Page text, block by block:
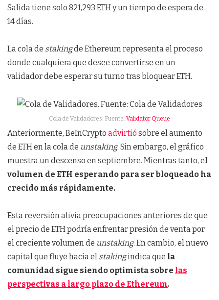
Salida tiene solo 821,293 ETH y un tiempo de espera de
14 días.
La cola de stakingde Ethereum representa el proceso
donde cualquiera que desee convertirse en un
validador debe esperar su turno tras bloquear ETH.
Cola de Validadores. Fuente: Validator Queue
Anteriormente, BeInCrypto advirtió sobre el aumento
de ETH en la cola de unstaking. Sin embargo, el gráfico
muestra un descenso en septiembre. Mientras tanto, el
volumen de ETH esperando para ser bloqueado ha
crecido más rápidamente.
Esta reversión alivia preocupaciones anteriores de que
el precio de ETH podría enfrentar presión de venta por
el creciente volumen de unstaking. En cambio, el nuevo
capital que fluye hacia el stakingindica que la
comunidad sigue siendo optimista sobre las
perspectivas a largo plazo de Ethereum.